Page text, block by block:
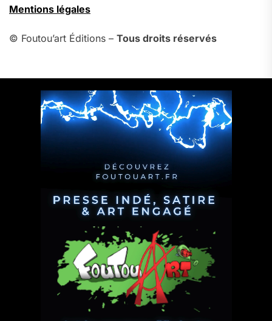
Mentions légales
© Foutou’art Éditions – Tous droits réservés